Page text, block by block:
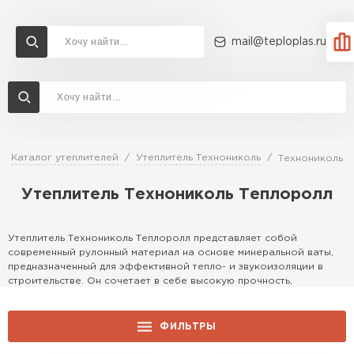
mail@teploplas.ru
Каталог утеплителей Утеплитель Технониколь Технониколь
Утеплитель Технониколь Теплоролл
Утеплитель Технониколь Теплоролл представляет собой
современный рулонный материал на основе минеральной ваты,
предназначенный для эффективной тепло- и звукоизоляции в
строительстве. Он сочетает в себе высокую прочность,
и коммерческих объектов.
1) Описание продуктовой линейки
ФИЛЬТРЫ
Доставка и оплата
Перейти в каталог
Утеплитель Ветонит
Утеплитель Profiplex
ПЕРЕЙТИ
Утеплитель Rockwool
Утеплитель Knauf